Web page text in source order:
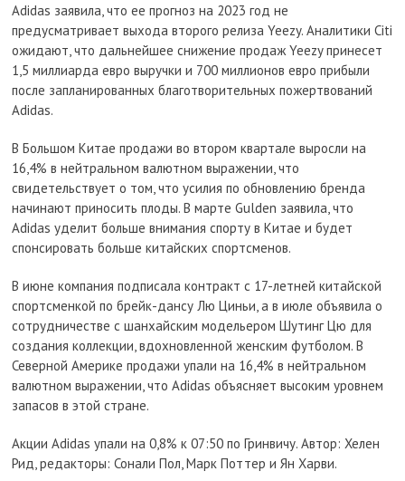
Adidas заявила, что ее прогноз на 2023 год не
предусматривает выхода второго релиза Yeezy. Аналитики Citi
ожидают, что дальнейшее снижение продаж Yeezy принесет
1,5 миллиарда евро выручки и 700 миллионов евро прибыли
после запланированных благотворительных пожертвований
Adidas.
В Большом Китае продажи во втором квартале выросли на
16,4% в нейтральном валютном выражении, что
свидетельствует о том, что усилия по обновлению бренда
начинают приносить плоды. В марте Gulden заявила, что
Adidas уделит больше внимания спорту в Китае и будет
спонсировать больше китайских спортсменов.
В июне компания подписала контракт с 17-летней китайской
спортсменкой по брейк-дансу Лю Циньи, а в июле объявила о
сотрудничестве с шанхайским модельером Шутинг Цю для
создания коллекции, вдохновленной женским футболом. В
Северной Америке продажи упали на 16,4% в нейтральном
валютном выражении, что Adidas объясняет высоким уровнем
запасов в этой стране.
Акции Adidas упали на 0,8% к 07:50 по Гринвичу. Автор: Хелен
Рид, редакторы: Сонали Пол, Марк Поттер и Ян Харви.